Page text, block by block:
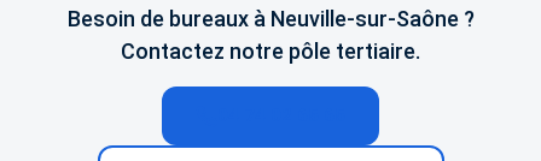
Besoin de bureaux à Neuville-sur-Saône ?
Contactez notre pôle tertiaire.